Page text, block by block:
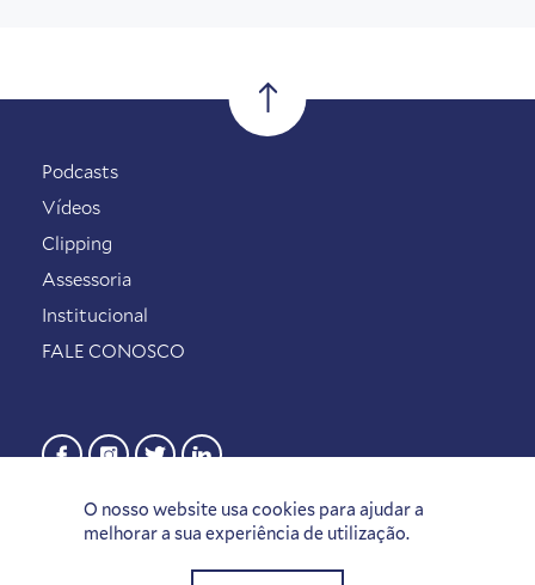
O nosso website usa cookies para ajudar a
melhorar a sua experiência de utilização.
Podcasts
Vídeos
Clipping
Assessoria
Institucional
FALE CONOSCO